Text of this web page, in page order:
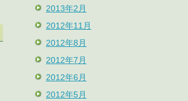
2013年2月
2012年11月
2012年8月
2012年7月
2012年6月
2012年5月